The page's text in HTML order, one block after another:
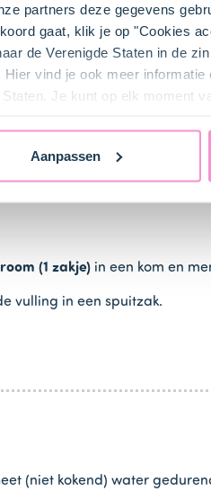
partners deze gegevens
gaat, klik je op "Cookies
de Verenigde Staten in de
vind je ook meer
Je kunt op elk moment
Aanpassen
het bladerdeeg en leg deze
en plaats hier
minuten. Verwijder het
(1 zakje) in een kom en
vulling in een spuitzak.
(niet kokend) water